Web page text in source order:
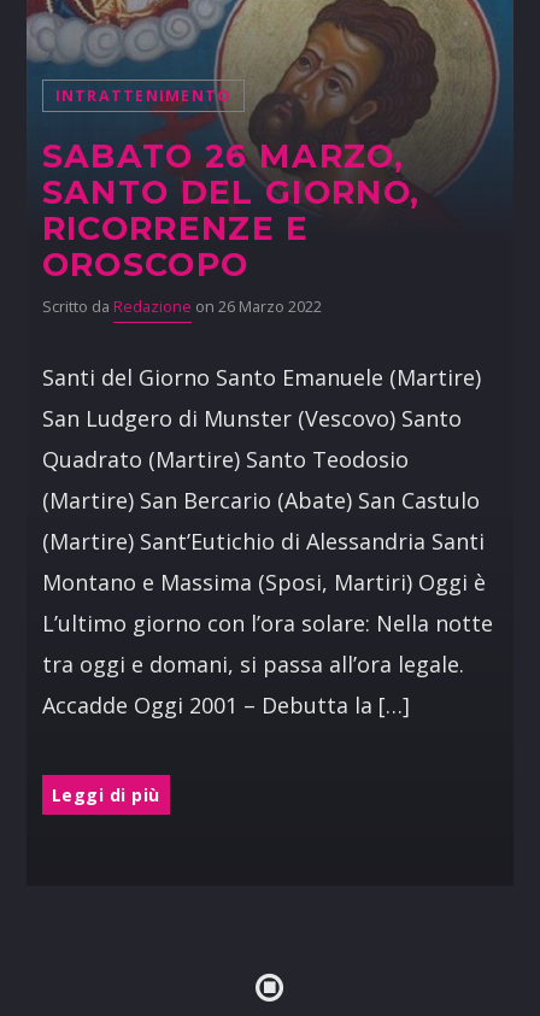
INTRATTENIMENTO
SABATO 26 MARZO,
SANTO DEL GIORNO,
RICORRENZE E
OROSCOPO
Scritto da Redazione on 26 Marzo 2022
Santi del Giorno Santo Emanuele (Martire)
San Ludgero di Munster (Vescovo) Santo
Quadrato (Martire) Santo Teodosio
(Martire) San Bercario (Abate) San Castulo
(Martire) Sant’Eutichio di Alessandria Santi
Montano e Massima (Sposi, Martiri) Oggi è
L’ultimo giorno con l’ora solare: Nella notte
tra oggi e domani, si passa all’ora legale.
Accadde Oggi 2001 – Debutta la […]
Leggi di più